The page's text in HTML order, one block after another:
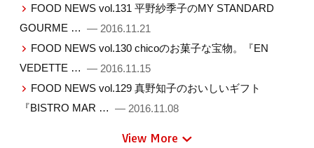
FOOD NEWS vol.131 平野紗季子のMY STANDARD
GOURME … — 2016.11.21
FOOD NEWS vol.130 chicoのお菓子な宝物。『EN
VEDETTE … — 2016.11.15
FOOD NEWS vol.129 真野知子のおいしいギフト
『BISTRO MAR … — 2016.11.08
View More